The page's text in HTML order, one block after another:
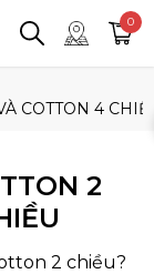
0
COTTON 4
2
2 chiều?